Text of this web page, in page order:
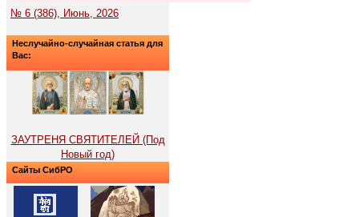
№ 6 (386), Июнь, 2026
Неслучайно-случайная статья для
Вас:
ЗАУТРЕНЯ СВЯТИТЕЛЕЙ (Под
Новый год)
Сайты СибРО